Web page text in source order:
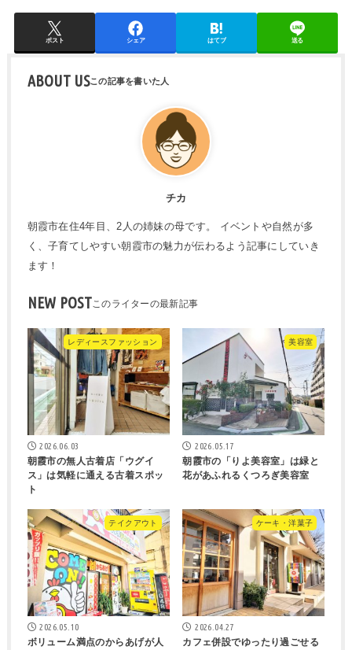
ポスト シェア はてブ 送る
ABOUT US
チカ
朝霞市在住4年目、2人の姉妹の母です。 イベントや自然が多
く、子育てしやすい朝霞市の魅力が伝わるよう記事にしていき
ます！
NEW POST
レディースファッション
2026.06.03
朝霞市の無人古着店「ウグイ
ス」は気軽に通える古着スポッ
ト
美容室
2026.05.17
朝霞市の「りよ美容室」は緑と
花があふれるくつろぎ美容室
テイクアウト
2026.05.10
ボリューム満点のからあげが人
ケーキ・洋菓子
2026.04.27
カフェ併設でゆったり過ごせる